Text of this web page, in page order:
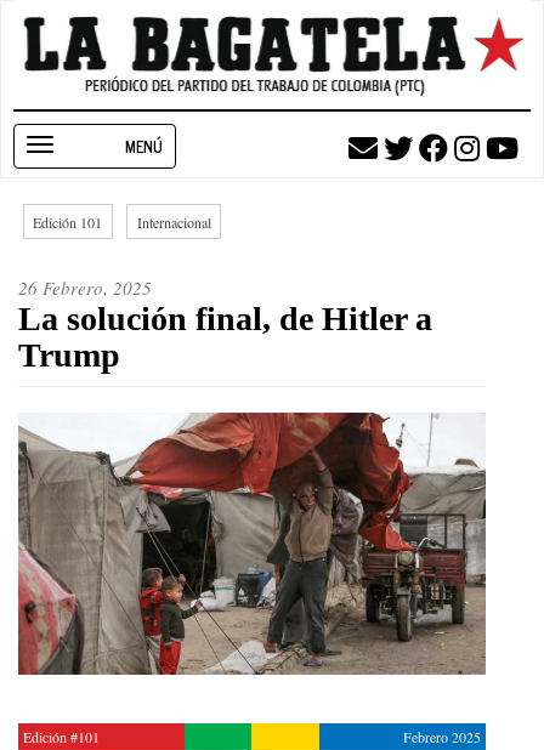
Pasar
contenido
navigation
Edición 101 Internacional
26 Febrero, 2025
La solución final, de Hitler a
Trump
Edición #101 Febrero 2025